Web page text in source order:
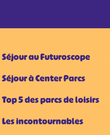
Séjour au Futuroscope
Séjour à Center Parcs
Top 5 des parcs de loisirs
Les incontournables